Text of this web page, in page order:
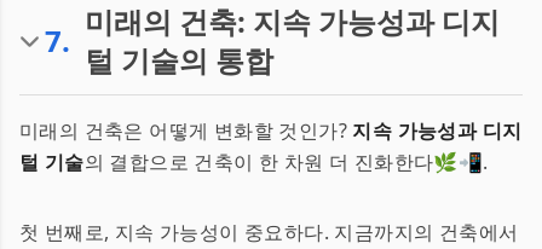
7. 미래의 건축: 지속 가능성과 디지
털 기술의 통합
미래의 건축은 어떻게 변화할 것인가? 지속 가능성과 디지
털 기술의 결합으로 건축이 한 차원 더 진화한다🌿📲.
첫 번째로, 지속 가능성이 중요하다. 지금까지의 건축에서